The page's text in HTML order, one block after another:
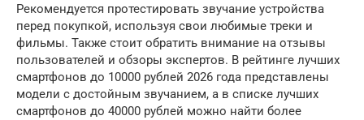
Рекомендуется протестировать звучание устройства
перед покупкой, используя свои любимые треки и
фильмы. Также стоит обратить внимание на отзывы
пользователей и обзоры экспертов. В рейтинге лучших
смартфонов до 10000 рублей 2026 года представлены
модели с достойным звучанием, а в списке лучших
смартфонов до 40000 рублей можно найти более